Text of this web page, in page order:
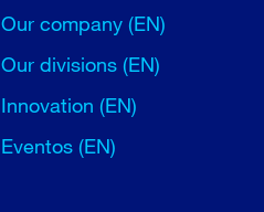
Our company (EN)
Our divisions (EN)
Innovation (EN)
Eventos (EN)